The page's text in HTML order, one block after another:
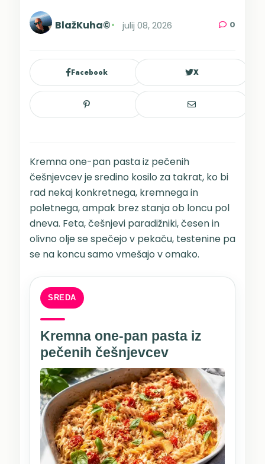
BlažKuha© julij 08, 2026 0
Facebook X
Kremna one-pan pasta iz pečenih
češnjevcev je sredino kosilo za takrat, ko bi
rad nekaj konkretnega, kremnega in
poletnega, ampak brez stanja ob loncu pol
dneva. Feta, češnjevi paradižniki, česen in
olivno olje se spečejo v pekaču, testenine pa
se na koncu samo vmešajo v omako.
SREDA
Kremna one-pan pasta iz
pečenih češnjevcev